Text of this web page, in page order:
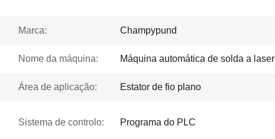
Marca: Champypund
Nome da máquina: Máquina automática de solda a laser
Área de aplicação: Estator de fio plano
Sistema de controlo: Programa do PLC